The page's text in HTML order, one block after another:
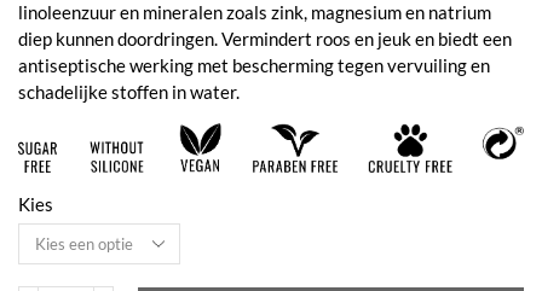
linoleenzuur en mineralen zoals zink, magnesium en natrium
diep kunnen doordringen. Vermindert roos en jeuk en biedt een
antiseptische werking met bescherming tegen vervuiling en
schadelijke stoffen in water.
Kies